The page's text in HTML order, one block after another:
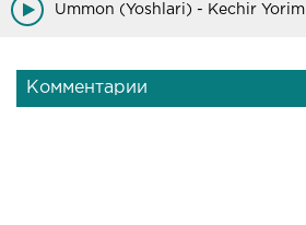
Ummon (Yoshlari) - Kechir Yorim
Комментарии